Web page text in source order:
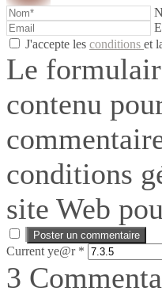
J'accepte les conditions et
Le
contenu
conditions
site Web
Current ye@r *
3